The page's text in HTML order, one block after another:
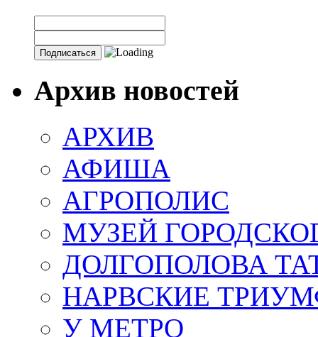
Архив новостей
АРХИВ
АФИША
АГРОПОЛИС
МУЗЕЙ
ДОЛГОПОЛОВА
НАРВСКИЕ
У МЕТРО